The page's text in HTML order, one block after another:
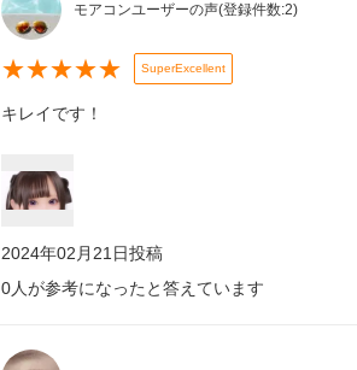
モアコンユーザーの声(登録件数:2)
★★★★★ SuperExcellent
キレイです！
2024年02月21日投稿
0人が参考になったと答えています